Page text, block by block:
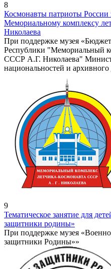
8
Космонавты патриоты России
Мемориальному комплексу
Николаева
При поддержке музея
Республики "Мемориальный
СССР А.Г. Николаева"
национальностей и
9
Тематическое занятие для
защитники родины»
При поддержке музея
защитники Родины»»